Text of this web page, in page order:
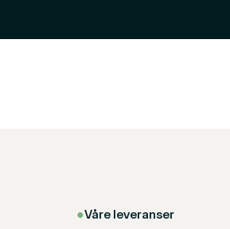
●Våre leveranser